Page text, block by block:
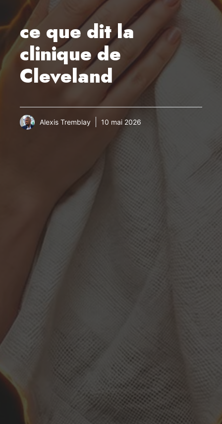
ce que dit la
clinique de
Cleveland
Alexis Tremblay 10 mai 2026